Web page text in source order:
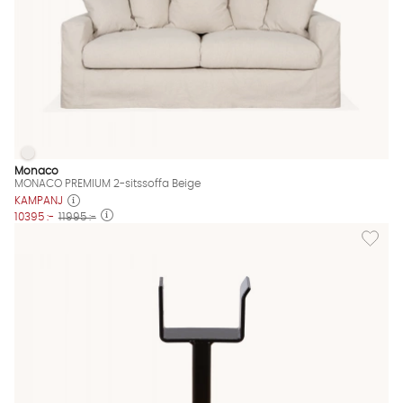
MONACO PREMIUM 2-sitssoffa Beige Finns även i dessa färger:
MONACO PREMIUM 2-sitssoffa Beige
Monaco
MONACO PREMIUM 2-sitssoffa Beige
KAMPANJ
10395 :- 11995 :-
Lägg